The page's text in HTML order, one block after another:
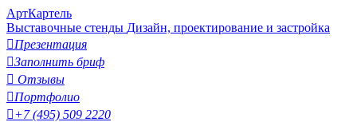
АртКартель
Выставочные стенды Дизайн, проектирование и застройка
Презентация
Заполнить бриф
 Отзывы
Портфолио
+7 (495) 509 2220